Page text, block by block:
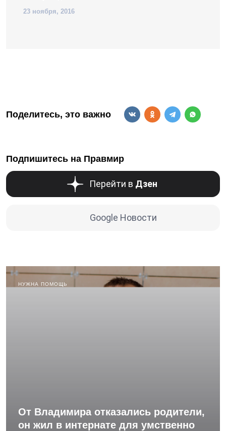
23 ноября, 2016
Поделитесь, это важно
Подпишитесь на Правмир
Перейти в Дзен
Google Новости
НУЖНА ПОМОЩЬ
От Владимира отказались родители,
он жил в интернате для умственно